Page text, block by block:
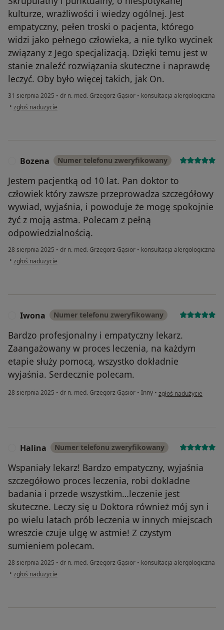
kulturze, wrażliwości i wiedzy ogólnej. Jest
empatyczny, pełen troski o pacjenta, którego
widzi jako pełnego człowieka, a nie tylko wycinek
związany z Jego specjalizacją. Dzięki temu jest w
stanie znaleźć rozwiązania skuteczne i naprawdę
leczyć. Oby było więcej takich, jak On.
31 sierpnia 2025 • dr n. med. Grzegorz Gąsior • konsultacja alergologiczna
• w opinii użytkownika Joanna
zgłoś nadużycie
Bozena Numer telefonu zweryfikowany
Jestem pacjentką od 10 lat. Pan doktor to
człowiek który zawsze przeprowadza szczegółowy
wywiad, wyjaśnia, i powoduje że mogę spokojnie
żyć z moją astma. Polecam z pełną
odpowiedzialnością.
28 sierpnia 2025 • dr n. med. Grzegorz Gąsior • konsultacja alergologiczna
• w opinii użytkownika Bozena
zgłoś nadużycie
Iwona Numer telefonu zweryfikowany
Bardzo profesjonalny i empatyczny lekarz.
Zaangażowany w proces leczenia, na każdym
etapie służy pomocą, wszystko dokładnie
wyjaśnia. Serdecznie polecam.
28 sierpnia 2025 • dr n. med. Grzegorz Gąsior • Inny • w opinii użytkownika
zgłoś nadużycie
Halina Numer telefonu zweryfikowany
Wspaniały lekarz! Bardzo empatyczny, wyjaśnia
szczegółowo proces leczenia, robi dokladne
badania i przede wszystkim…leczenie jest
skuteczne. Leczy się u Doktora również mój syn i
po wielu latach prób leczenia w innych miejscach
wreszcie czuje ulgę w astmie! Z czystym
sumieniem polecam.
28 sierpnia 2025 • dr n. med. Grzegorz Gąsior • konsultacja alergologiczna
• w opinii użytkownika Halina
zgłoś nadużycie